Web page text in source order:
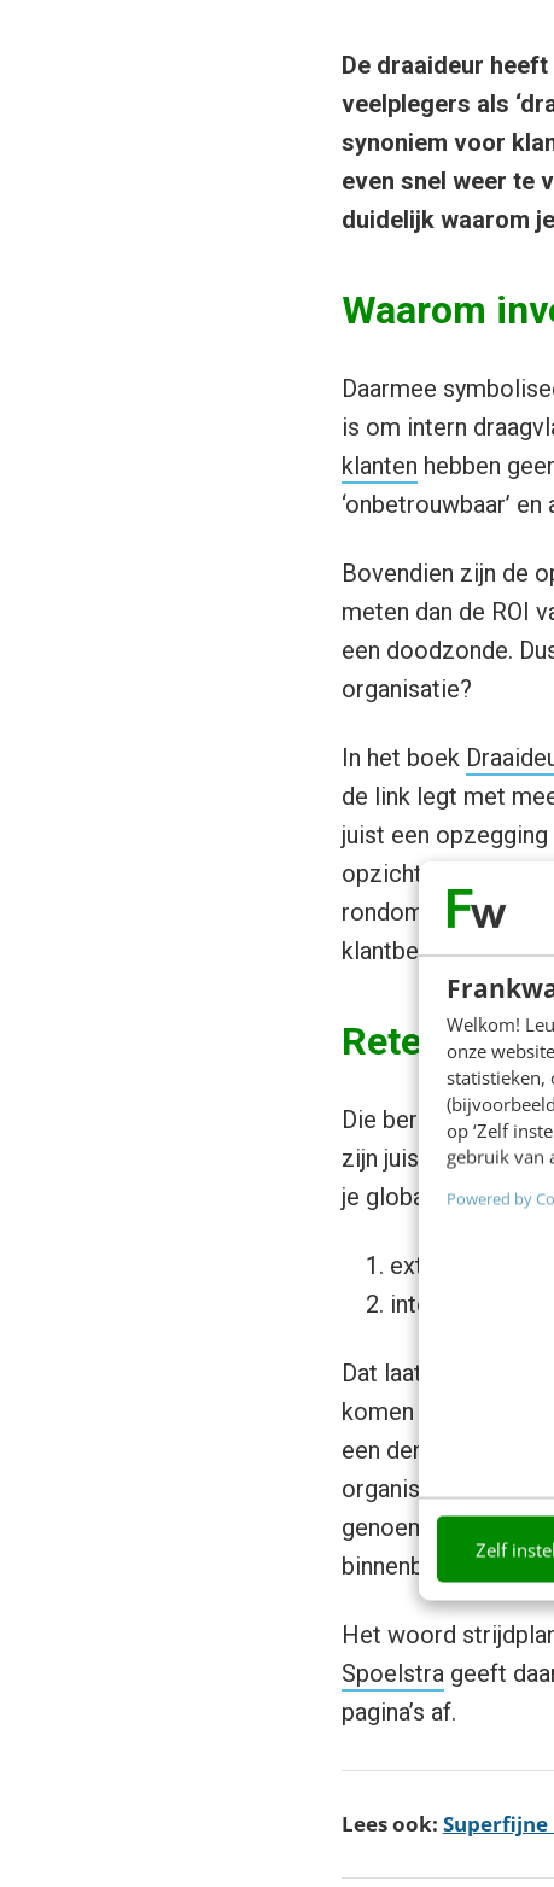
Welkom!
onze
statistieken,
op ‘Zelf
gebruik van
Powered by
Zelf
De draaideur
veelplegers als
synoniem voor
even snel weer te
duidelijk waarom
Waarom
Daarmee
is om intern
klanten hebben
‘onbetrouwbaar’
Bovendien zijn de
meten dan de ROI
een doodzonde.
organisatie?
In het boek
de link legt met
juist een
opzichte van
rondom je bedrijf
klantbehoud is een
Retentie is
Die berekeningen
zijn juist de stukken
je globaal indelen
extern: hoe je
intern: de
Dat laatste is waar
komen niet ver als
een denigrerende
organisatie en het
genoemde
binnenboord houdt.
Het woord
Spoelstra geeft
pagina’s af.
Lees ook: